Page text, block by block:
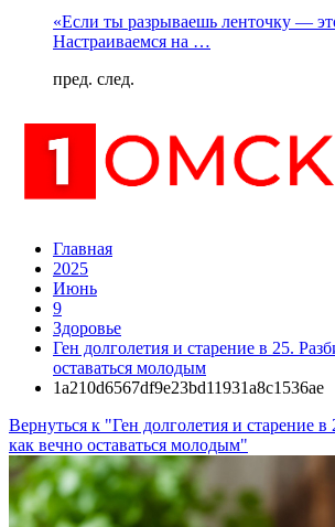
«Если ты разрываешь ленточку —
Настраиваемся на …
пред. след.
Главная
2025
Июнь
9
Здоровье
Ген долголетия и старение в 25.
оставаться молодым
1a210d6567df9e23bd11931a8c1536ae
Вернуться к "Ген долголетия и старение в
как вечно оставаться молодым"